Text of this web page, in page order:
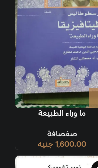
ما وراء الطبيعة
صفصافة
1,600.00 جنيه